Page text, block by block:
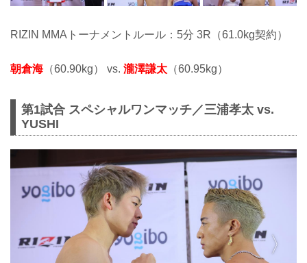
RIZIN MMAトーナメントルール：5分 3R（61.0kg契約）
朝倉海（60.90kg） vs. 瀧澤謙太 （60.95kg）
第1試合 スペシャルワンマッチ／三浦孝太 vs.
YUSHI